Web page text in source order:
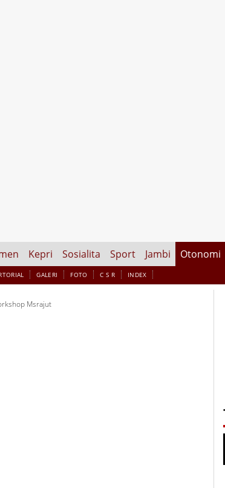
Kepri Sosialita Sport Jambi Otonomi
GALERI FOTO C S R INDEX
Msrajut